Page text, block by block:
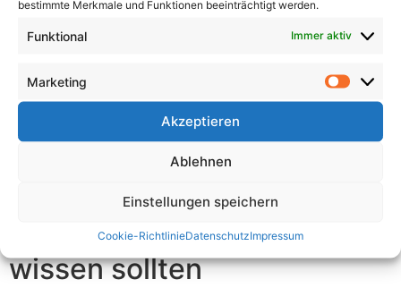
bestimmte Merkmale und Funktionen beeinträchtigt werden.
Funktional Immer aktiv
Marketing
Akzeptieren
Ablehnen
Einstellungen speichern
Cookie-RichtlinieDatenschutzImpressum
regelmäßige Überprüfung und Wartung der
potenzielle Risiken und stellen sicher, dass Ihre
Mitarbeiter in einer sicheren Umgebung arbeiten
können. Beachten Sie die oben genannten Tipps und
lassen Sie die DGUV V3 Prüfung von qualifizierten
Fachkräften durchführen, um optimale Ergebnisse zu
Was Sie über die Prüfung
wissen sollten